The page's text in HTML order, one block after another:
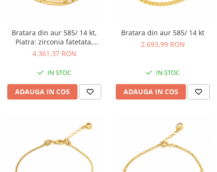
Bratara din aur 585/ 14 kt,
Piatra: zirconia fatetata,
Culoare: transparenta
4.361,37 RON
IN STOC
ADAUGA IN COS
Bratara din aur 585/ 14 kt
2.693,99 RON
IN STOC
ADAUGA IN COS